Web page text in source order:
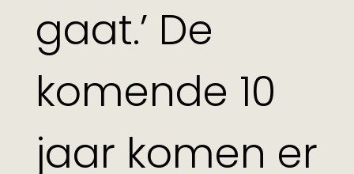
gaat.’ De
komende 10
jaar komen er